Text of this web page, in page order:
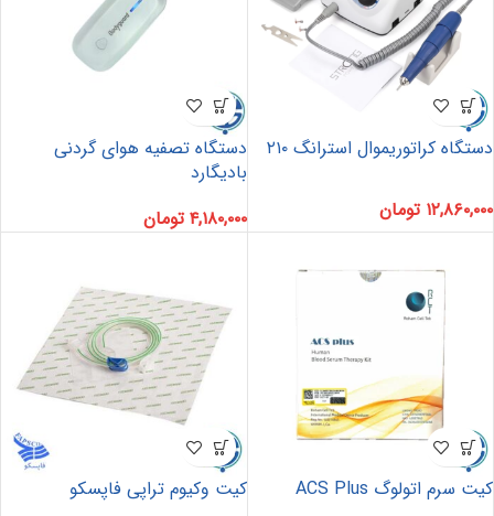
دستگاه کراتوریموال استرانگ ۲۱۰
۱۲,۸۶۰,۰۰۰ تومان
دستگاه تصفیه هوای گردنی
بادیگارد
۴,۱۸۰,۰۰۰ تومان
کیت سرم اتولوگ ACS Plus کیت وکیوم تراپی فاپسکو